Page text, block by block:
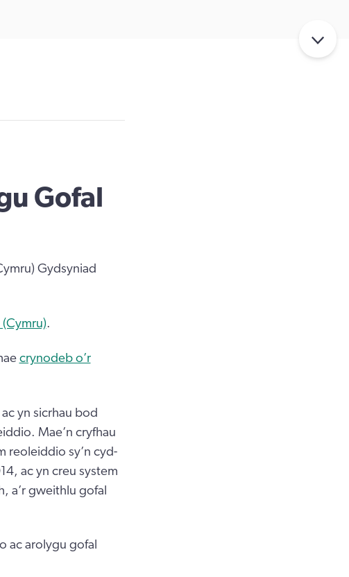
Gofal
Gydsyniad
.
crynodeb o’r
yn sicrhau bod
Mae’n cryfhau
reoleiddio sy’n cyd-
ac yn creu system
a’r gweithlu gofal
ac arolygu gofal